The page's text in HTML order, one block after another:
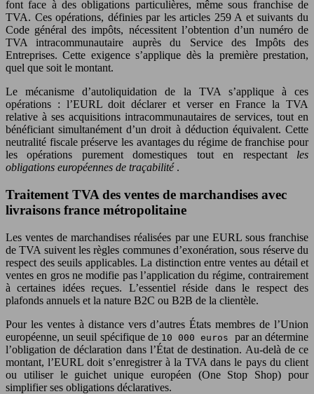
font face à des obligations particulières, même sous franchise de
TVA. Ces opérations, définies par les articles 259 A et suivants du
Code général des impôts, nécessitent l’obtention d’un numéro de
TVA intracommunautaire auprès du Service des Impôts des
Entreprises. Cette exigence s’applique dès la première prestation,
quel que soit le montant.
Le mécanisme d’autoliquidation de la TVA s’applique à ces
opérations : l’EURL doit déclarer et verser en France la TVA
relative à ses acquisitions intracommunautaires de services, tout en
bénéficiant simultanément d’un droit à déduction équivalent. Cette
neutralité fiscale préserve les avantages du régime de franchise pour
les opérations purement domestiques tout en respectant les
obligations européennes de traçabilité .
Traitement TVA des ventes de marchandises avec
livraisons france métropolitaine
Les ventes de marchandises réalisées par une EURL sous franchise
de TVA suivent les règles communes d’exonération, sous réserve du
respect des seuils applicables. La distinction entre ventes au détail et
ventes en gros ne modifie pas l’application du régime, contrairement
à certaines idées reçues. L’essentiel réside dans le respect des
plafonds annuels et la nature B2C ou B2B de la clientèle.
Pour les ventes à distance vers d’autres États membres de l’Union
européenne, un seuil spécifique de 10 000 euros par an détermine
l’obligation de déclaration dans l’État de destination. Au-delà de ce
montant, l’EURL doit s’enregistrer à la TVA dans le pays du client
ou utiliser le guichet unique européen (One Stop Shop) pour
simplifier ses obligations déclaratives.